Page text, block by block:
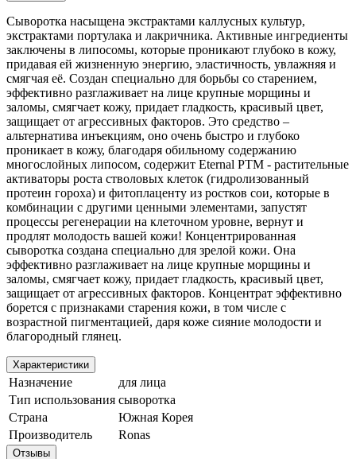
Сыворотка насыщена экстрактами каллусных культур,
экстрактами портулака и лакричника. Активные ингредиенты
заключены в липосомы, которые проникают глубоко в кожу,
придавая ей жизненную энергию, эластичность, увлажняя и
смягчая её. Создан специально для борьбы со старением,
эффективно разглаживает на лице крупные морщины и
заломы, смягчает кожу, придает гладкость, красивый цвет,
защищает от агрессивных факторов. Это средство –
альтернатива инъекциям, оно очень быстро и глубоко
проникает в кожу, благодаря обильному содержанию
многослойных липосом, содержит Eternal PTM - растительные
активаторы роста стволовых клеток (гидролизованный
протеин гороха) и фитоплаценту из ростков сои, которые в
комбинации с другими ценными элементами, запустят
процессы регенерации на клеточном уровне, вернут и
продлят молодость вашей кожи! Концентрированная
сыворотка создана специально для зрелой кожи. Она
эффективно разглаживает на лице крупные морщины и
заломы, смягчает кожу, придает гладкость, красивый цвет,
защищает от агрессивных факторов. Концентрат эффективно
борется с признаками старения кожи, в том числе с
возрастной пигментацией, даря коже сияние молодости и
благородный глянец.
Характеристики
Назначение
для лица
Тип использования сыворотка
Страна
Южная Корея
Производитель
Ronas
Отзывы